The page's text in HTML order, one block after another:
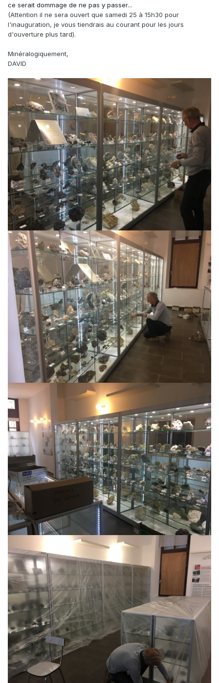
ce serait dommage de ne pas y passer...
(Attention il ne sera ouvert que samedi 25 à 15h30 pour
l'inauguration, je vous tiendrais au courant pour les jours
d'ouverture plus tard).
Minéralogiquement,
DAVID